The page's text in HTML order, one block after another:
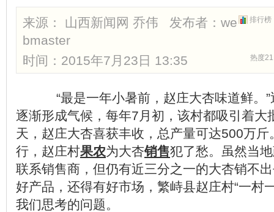
排行榜
来源： 山西新闻网 乔伟 发布者： we
bmaster
热度
时间：2015年7月23日 13:35
“最是一年小暑前，赵庄大杏味道鲜。”
逐渐形成气候，每年7月初，该村都吸引着大
天，赵庄大杏喜获丰收，总产量可达500万
行，赵庄村果农为大杏销售犯了愁。虽然当
联系销售商，但仍有近三分之一的大杏销不
好产品，还得有好市场，繁峙县赵庄村“一村
我们思考的问题。